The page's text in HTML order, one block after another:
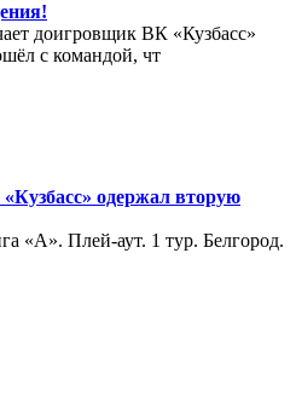
доигровщик ВК «Кузбасс»
с командой, чт
одержал вторую
«А». Плей-аут. 1 тур. Белгород.